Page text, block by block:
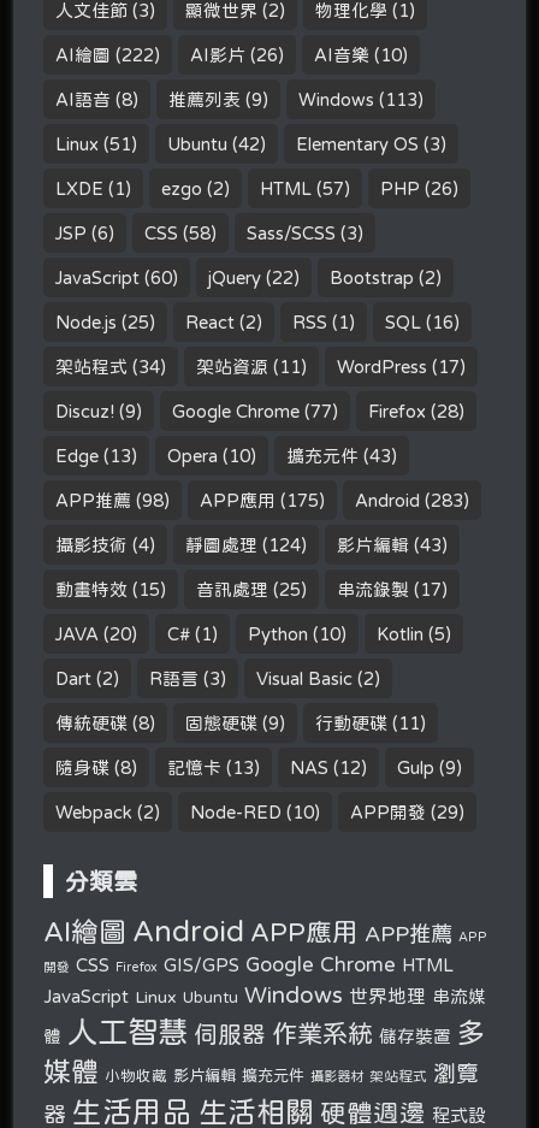
人文佳節 (3) 顯微世界 (2) 物理化學 (1)
AI繪圖 (222) AI影片 (26) AI音樂 (10)
AI語音 (8) 推薦列表 (9) Windows (113)
Linux (51) Ubuntu (42) Elementary OS (3)
LXDE (1) ezgo (2) HTML (57) PHP (26)
JSP (6) CSS (58) Sass/SCSS (3)
JavaScript (60) jQuery (22) Bootstrap (2)
Node.js (25) React (2) RSS (1) SQL (16)
架站程式 (34) 架站資源 (11) WordPress (17)
Discuz! (9) Google Chrome (77) Firefox (28)
Edge (13) Opera (10) 擴充元件 (43)
APP推薦 (98) APP應用 (175) Android (283)
攝影技術 (4) 靜圖處理 (124) 影片編輯 (43)
動畫特效 (15) 音訊處理 (25) 串流錄製 (17)
JAVA (20) C# (1) Python (10) Kotlin (5)
Dart (2) R語言 (3) Visual Basic (2)
傳統硬碟 (8) 固態硬碟 (9) 行動硬碟 (11)
隨身碟 (8) 記憶卡 (13) NAS (12) Gulp (9)
Webpack (2) Node-RED (10) APP開發 (29)
分類雲
AI繪圖 Android APP應用 APP推薦 APP
開發 CSS Firefox GIS/GPS Google Chrome HTML
JavaScript Linux Ubuntu Windows 世界地理 串流媒
體 人工智慧 伺服器 作業系統 儲存裝置 多
媒體 小物收藏 影片編輯 擴充元件 攝影器材 架站程式
瀏覽
器 生活用品 生活相關 硬體週邊 程式設